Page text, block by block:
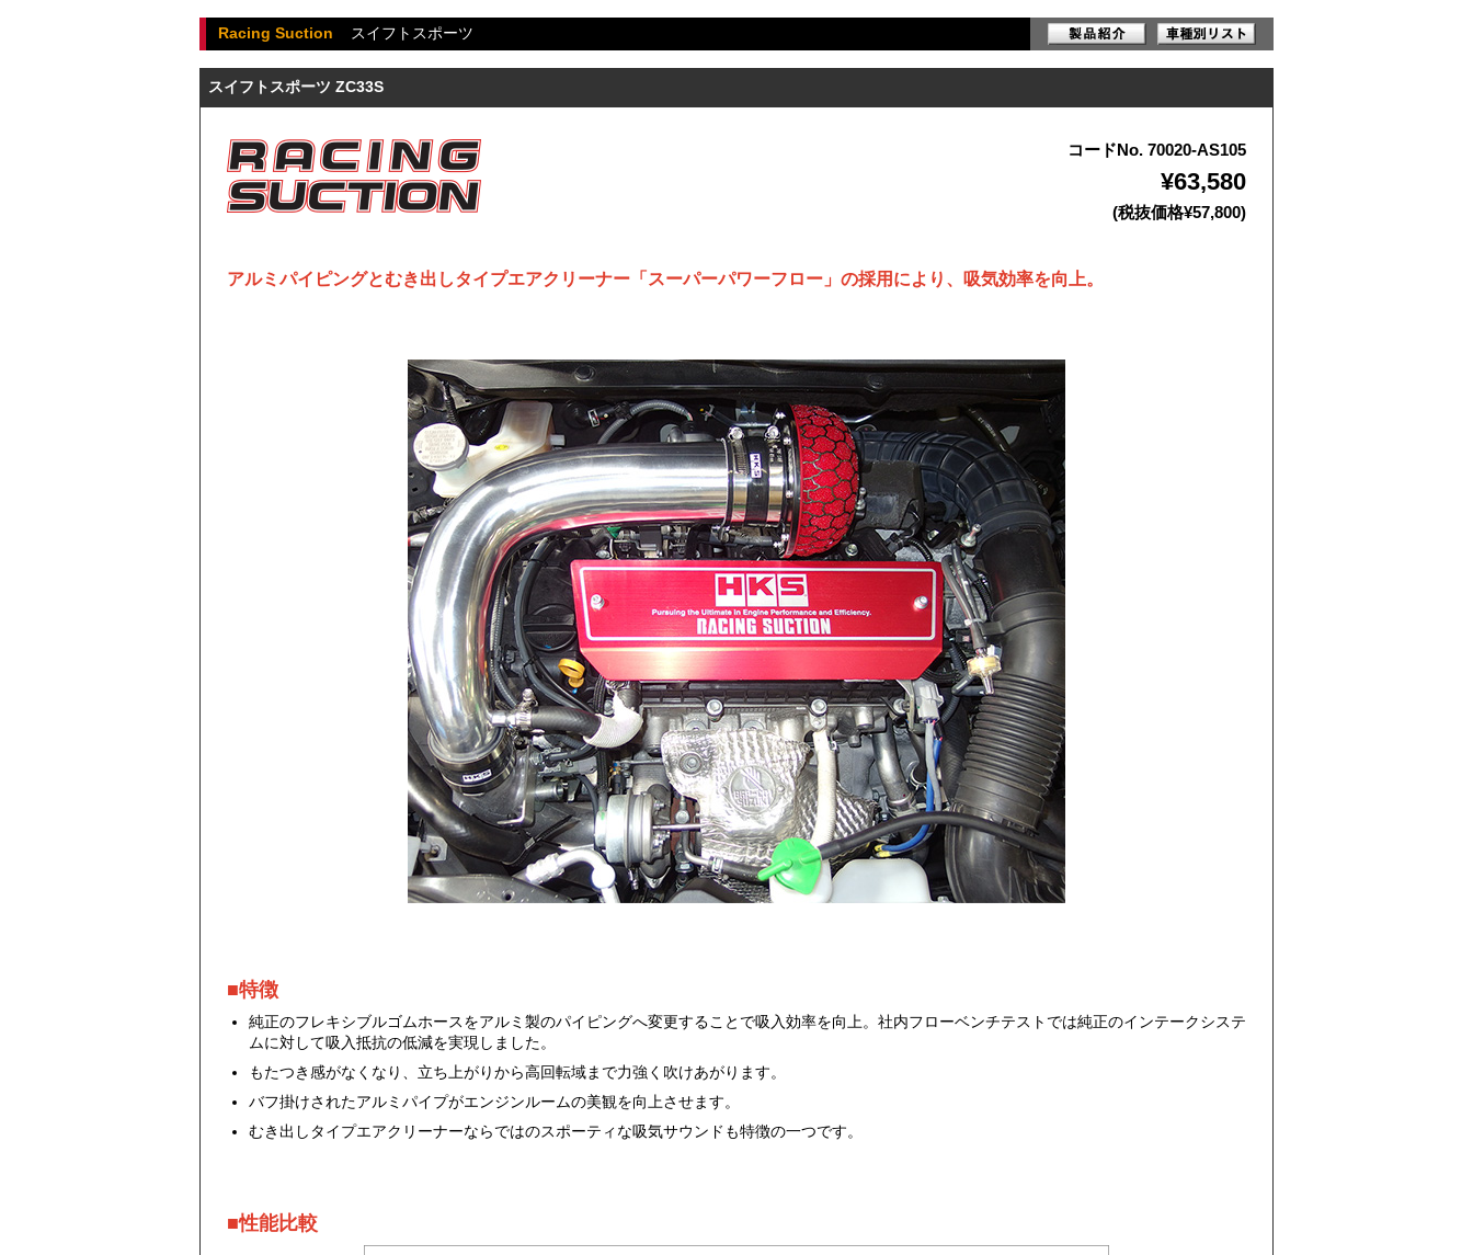
Racing Suction スイフトスポーツ
スイフトスポーツ ZC33S
コードNo. 70020-AS105
¥63,580
(税抜価格¥57,800)
アルミパイピングとむき出しタイプエアクリーナー「スーパーパワーフロー」の採用により、吸気効率を向上。
■特徴
純正のフレキシブルゴムホースをアルミ製のパイピングへ変更することで吸入効率を向上。社内フローベンチテストでは純正のインテークシステ
ムに対して吸入抵抗の低減を実現しました。
もたつき感がなくなり、立ち上がりから高回転域まで力強く吹けあがります。
バフ掛けされたアルミパイプがエンジンルームの美観を向上させます。
むき出しタイプエアクリーナーならではのスポーティな吸気サウンドも特徴の一つです。
■性能比較